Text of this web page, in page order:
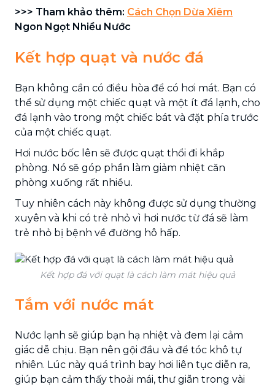
>>> Tham khảo thêm: Cách Chọn Dừa Xiêm
Ngon Ngọt Nhiều Nước
Kết hợp quạt và nước đá
Bạn không cần có điều hòa để có hơi mát. Bạn có
thể sử dụng một chiếc quạt và một ít đá lạnh, cho
đá lạnh vào trong một chiếc bát và đặt phía trước
của một chiếc quạt.
Hơi nước bốc lên sẽ được quạt thổi đi khắp
phòng. Nó sẽ góp phần làm giảm nhiệt căn
phòng xuống rất nhiều.
Tuy nhiên cách này không được sử dụng thường
xuyên và khi có trẻ nhỏ vì hơi nước từ đá sẽ làm
trẻ nhỏ bị bệnh về đường hô hấp.
Kết hợp đá với quạt là cách làm mát hiệu quả
Tắm với nước mát
Nước lạnh sẽ giúp bạn hạ nhiệt và đem lại cảm
giác dễ chịu. Bạn nên gội đầu và để tóc khô tự
nhiên. Lúc này quá trình bay hơi liên tục diễn ra,
giúp bạn cảm thấy thoải mái, thư giãn trong vài